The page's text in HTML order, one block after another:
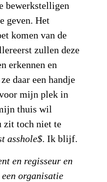
bewerkstelligen
geven. Het
komen van de
zullen deze
erkennen en
daar een handje
mijn plek in
thuis wil
zit toch niet te
asshole$. Ik blijf.
en regisseur en
organisatie